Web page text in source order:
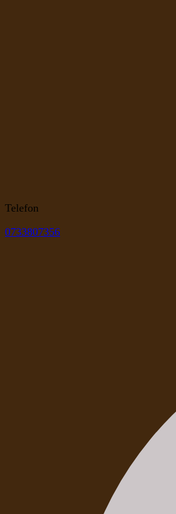
Telefon
0733807356